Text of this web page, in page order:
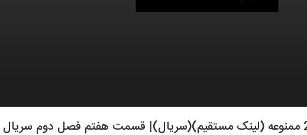
دانلود قسمت 7 فصل 2 ممنوعه (لینک مستقیم)(سریال)| قسمت هفتم فصل دوم سریال